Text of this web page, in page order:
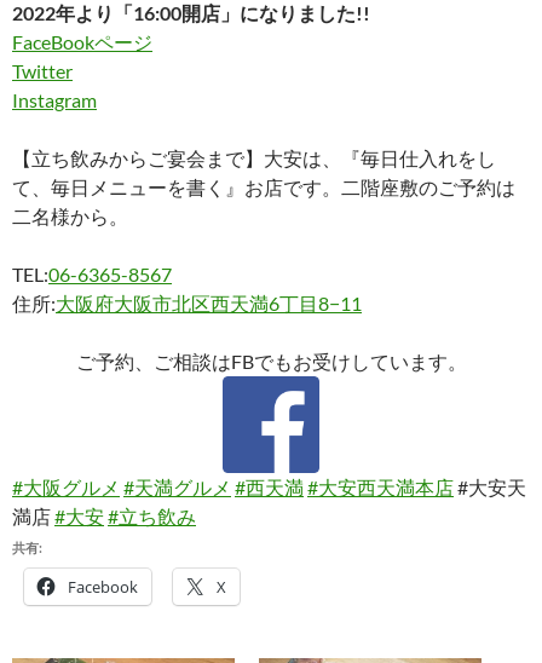
2022年より「16:00開店」になりました!!
FaceBookページ
Twitter
Instagram
【立ち飲みからご宴会まで】大安は、『毎日仕入れをし
て、毎日メニューを書く』お店です。二階座敷のご予約は
二名様から。
TEL:06-6365-8567
住所:大阪府大阪市北区西天満6丁目8−11
ご予約、ご相談はFBでもお受けしています。
#大阪グルメ #天満グルメ #西天満#大安西天満本店#大安天
満店#大安#立ち飲み
共有:
Facebook X